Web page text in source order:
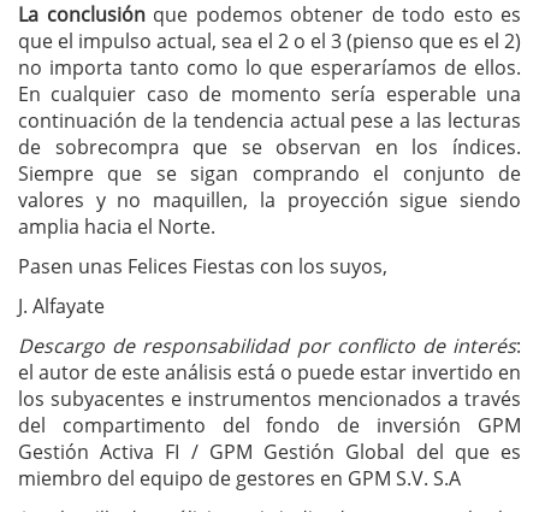
La conclusión que podemos obtener de todo esto es
que el impulso actual, sea el 2 o el 3 (pienso que es el 2)
no importa tanto como lo que esperaríamos de ellos.
En cualquier caso de momento sería esperable una
continuación de la tendencia actual pese a las lecturas
de sobrecompra que se observan en los índices.
Siempre que se sigan comprando el conjunto de
valores y no maquillen, la proyección sigue siendo
amplia hacia el Norte.
Pasen unas Felices Fiestas con los suyos,
J. Alfayate
Descargo de responsabilidad por conflicto de interés:
el autor de este análisis está o puede estar invertido en
los subyacentes e instrumentos mencionados a través
del compartimento del fondo de inversión GPM
Gestión Activa FI / GPM Gestión Global del que es
miembro del equipo de gestores en GPM S.V. S.A